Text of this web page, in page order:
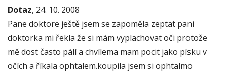
Dotaz, 24. 10. 2008
Pane doktore ještě jsem se zapoměla zeptat pani
doktorka mi řekla že si mám vyplachovat oči protože
mě dost často pálí a chvílema mam pocit jako písku v
očích a říkala ophtalem.koupila jsem si ophtalmo